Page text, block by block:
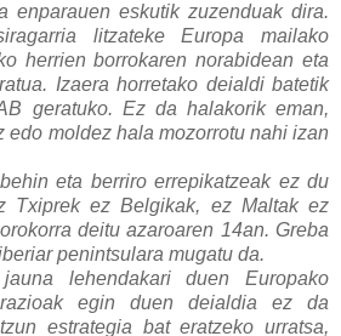
enparauen eskutik zuzenduak dira.
litzateke Europa mailako
herrien borrokaren norabidean eta
Izaera horretako deialdi batetik
geratuko. Ez da halakorik eman,
edo moldez hala mozorrotu nahi izan
eta berriro errepikatzeak ez du
Txiprek ez Belgikak, ez Maltak ez
deitu azaroaren 14an. Greba
penintsulara mugatu da.
lehendakari duen Europako
egin duen deialdia ez da
estrategia bat eratzeko urratsa,